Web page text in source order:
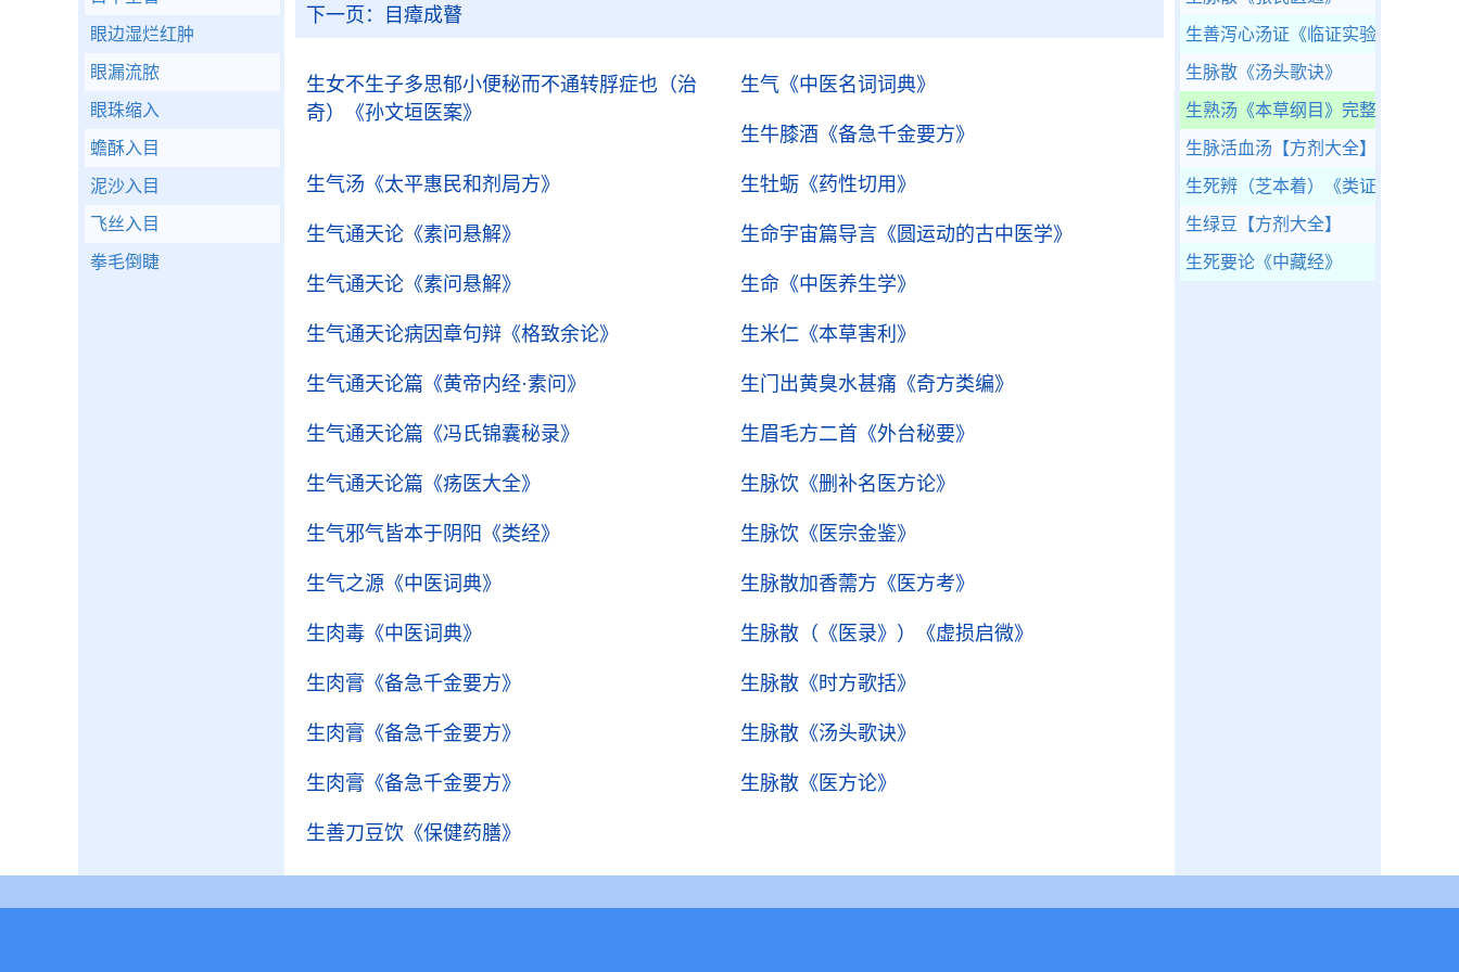
下一页： 目瘴成瞽
生女不生子多思郁小便秘而不通转脬症也（治
奇）
《孙文垣医案》
生气 《中医名词词典》
生牛膝酒 《备急千金要方》
生气汤 《太平惠民和剂局方》 生牡蛎 《药性切用》
生气通天论 《素问悬解》 生命宇宙篇导言 《圆运动的古中医学》
生气通天论 《素问悬解》 生命 《中医养生学》
生气通天论病因章句辩 《格致余论》 生米仁 《本草害利》
生气通天论篇 《黄帝内经·素问》 生门出黄臭水甚痛 《奇方类编》
生气通天论篇 《冯氏锦囊秘录》 生眉毛方二首 《外台秘要》
生气通天论篇 《疡医大全》 生脉饮 《删补名医方论》
生气邪气皆本于阴阳 《类经》 生脉饮 《医宗金鉴》
生气之源 《中医词典》 生脉散加香薷方 《医方考》
生肉毒 《中医词典》 生脉散（《医录》） 《虚损启微》
生肉膏 《备急千金要方》 生脉散 《时方歌括》
生肉膏 《备急千金要方》 生脉散 《汤头歌诀》
生肉膏 《备急千金要方》 生脉散 《医方论》
生善刀豆饮 《保健药膳》
眼边湿烂红肿
眼漏流脓
眼珠缩入
蟾酥入目
泥沙入目
飞丝入目
拳毛倒睫
生善泻心汤证 《临证实验录》
生脉散 《汤头歌诀》
生熟汤 《本草纲目》完整版
生脉活血汤 【方剂大全】
生死辨（芝本着） 《类证治裁》
生绿豆 【方剂大全】
生死要论 《中藏经》